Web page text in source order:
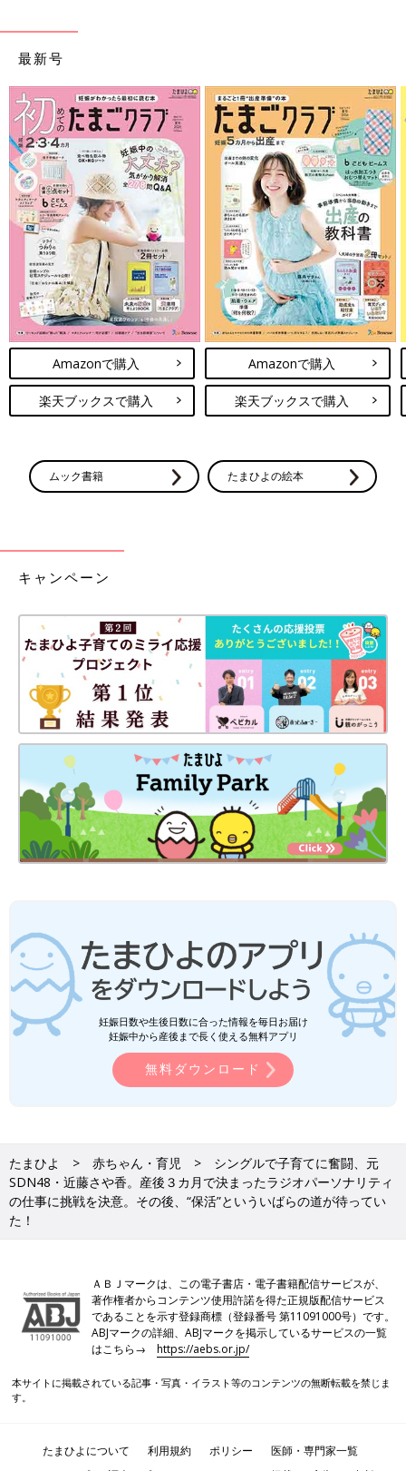
最新号
Amazonで購入
楽天ブックスで購入
Amazonで購入
楽天ブックスで購入
ムック書籍 たまひよの絵本
キャンペーン
妊娠日数や生後日数に合った情報を毎日お届け
妊娠中から産後まで長く使える無料アプリ
無料ダウンロード
たまひよ 赤ちゃん・育児
シングルで子育てに奮闘、元
SDN48・近藤さや香。産後３カ月で決まったラジオパーソナリティ
の仕事に挑戦を決意。その後、“保活”といういばらの道が待ってい
た！
ＡＢＪマークは、この電子書店・電子書籍配信サービスが、
著作権者からコンテンツ使用許諾を得た正規版配信サービス
であることを示す登録商標（登録番号 第11091000号）です。
ABJマークの詳細、ABJマークを掲示しているサービスの一覧
はこちら→https://aebs.or.jp/
本サイトに掲載されている記事・写真・イラスト等のコンテンツの無断転載を禁じま
す。
たまひよについて 利用規約 ポリシー
医師・専門家一覧